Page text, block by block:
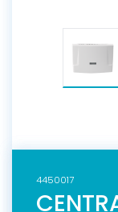
4450017